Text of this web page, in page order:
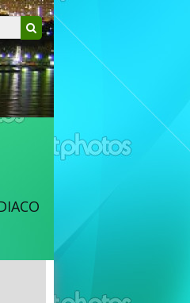
Cerca